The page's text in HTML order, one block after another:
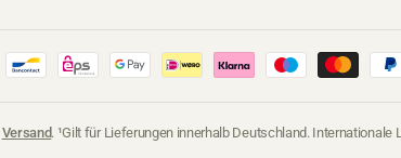
Versand. ¹Gilt für Lieferungen innerhalb Deutschland. Internationale